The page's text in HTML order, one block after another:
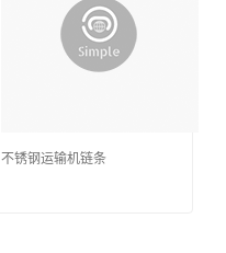
不锈钢运输机链条